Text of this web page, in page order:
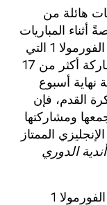
هائلة من
أثناء المباريات
وبعدها. وعلى سبيل المثال، تقوم فرق الفورمولا 1 التي
تستخدم منصة Catapult بجمع ومشاركة أكثر من 17
أسبوع
القدم، فإن
ومشاركتها
الإنجليزي الممتاز
الدوري
وباستخدام Catapult، تستطيع فرق الفورمولا 1